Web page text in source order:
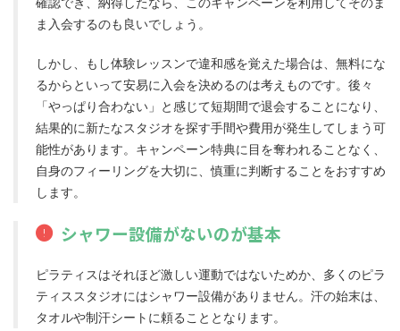
ま入会するのも良いでしょう。
しかし、もし体験レッスンで違和感を覚えた場合は、無料にな
るからといって安易に入会を決めるのは考えものです。後々
「やっぱり合わない」と感じて短期間で退会することになり、
結果的に新たなスタジオを探す手間や費用が発生してしまう可
能性があります。キャンペーン特典に目を奪われることなく、
自身のフィーリングを大切に、慎重に判断することをおすすめ
します。
シャワー設備がないのが基本
ピラティスはそれほど激しい運動ではないためか、多くのピラ
ティススタジオにはシャワー設備がありません。汗の始末は、
タオルや制汗シートに頼ることとなります。